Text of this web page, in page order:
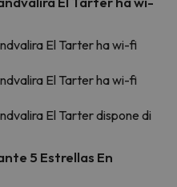
El Tarter ha wi-fi
El Tarter ha wi-fi
El Tarter dispone di
5 Estrellas En